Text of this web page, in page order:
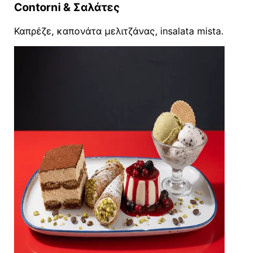
Contorni & Σαλάτες
Καπρέζε, καπονάτα μελιτζάνας, insalata mista.